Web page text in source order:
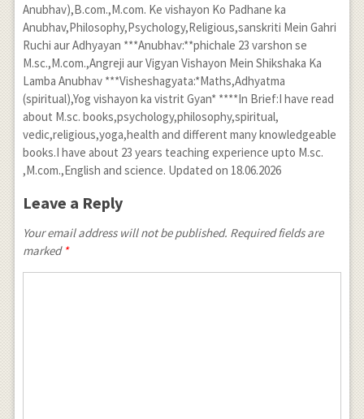
Anubhav),B.com.,M.com. Ke vishayon Ko Padhane ka
Anubhav,Philosophy,Psychology,Religious,sanskriti Mein Gahri
Ruchi aur Adhyayan ***Anubhav:**phichale 23 varshon se
M.sc.,M.com.,Angreji aur Vigyan Vishayon Mein Shikshaka Ka
Lamba Anubhav ***Visheshagyata:*Maths,Adhyatma
(spiritual),Yog vishayon ka vistrit Gyan* ****In Brief:I have read
about M.sc. books,psychology,philosophy,spiritual,
vedic,religious,yoga,health and different many knowledgeable
books.I have about 23 years teaching experience upto M.sc.
,M.com.,English and science. Updated on 18.06.2026
Leave a Reply
Your email address will not be published. Required fields are
marked *